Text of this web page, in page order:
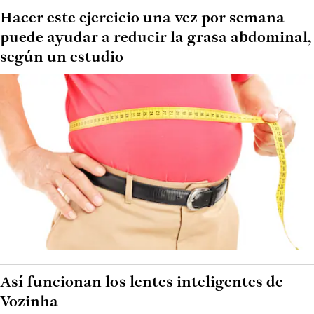
Hacer este ejercicio una vez por semana
puede ayudar a reducir la grasa abdominal,
según un estudio
Así funcionan los lentes inteligentes de
Vozinha